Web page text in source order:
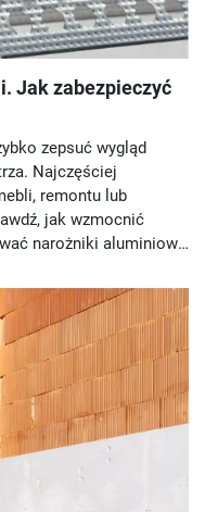
Jak zabezpieczyć
zepsuć wygląd
Najczęściej
remontu lub
jak wzmocnić
narożniki aluminiowe